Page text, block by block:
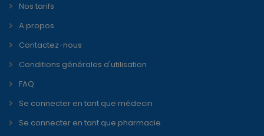
Nos tarifs
A propos
Contactez-nous
Conditions générales d'utilisation
FAQ
Se connecter en tant que médecin
Se connecter en tant que pharmacie